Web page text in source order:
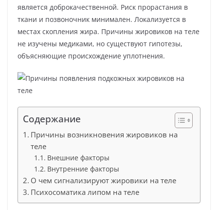
является доброкачественной. Риск прорастания в
ткани и позвоночник минимален. Локализуется в
местах скопления жира. Причины жировиков на теле
не изучены медиками, но существуют гипотезы,
объясняющие происхождение уплотнения.
Содержание
Причины возникновения жировиков на
теле
Внешние факторы
Внутренние факторы
О чем сигнализируют жировики на теле
Психосоматика липом на теле